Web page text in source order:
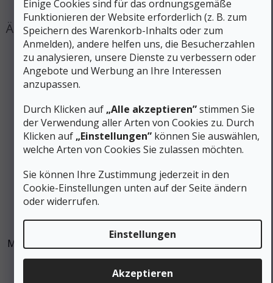
Einige Cookies sind für das ordnungsgemäße
Funktionieren der Website erforderlich (z. B. zum
Speichern des Warenkorb-Inhalts oder zum
Anmelden), andere helfen uns, die Besucherzahlen
zu analysieren, unsere Dienste zu verbessern oder
Angebote und Werbung an Ihre Interessen
anzupassen.
Durch Klicken auf „Alle akzeptieren”stimmen Sie
der Verwendung aller Arten von Cookies zu. Durch
Klicken auf „Einstellungen” können Sie auswählen,
welche Arten von Cookies Sie zulassen möchten.
Sie können Ihre Zustimmung jederzeit in den
Cookie-Einstellungen unten auf der Seite ändern
oder widerrufen.
Einstellungen
Akzeptieren
MUNKEES FIXnZIP Sofort-Reißverschluss-Reparaturset -
graphit groß